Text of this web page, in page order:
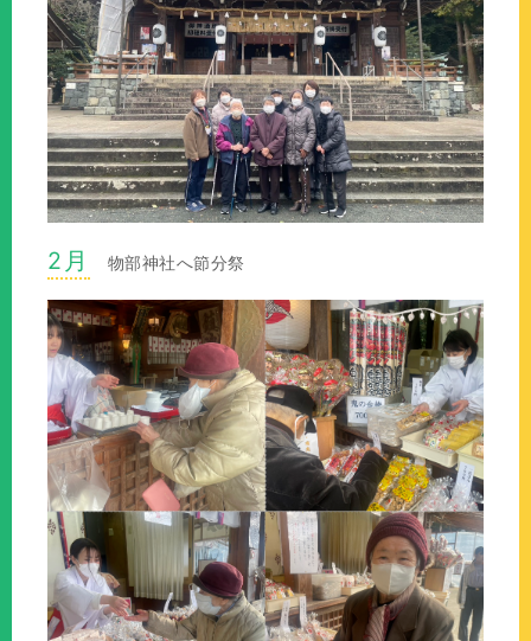
2月 物部神社へ節分祭